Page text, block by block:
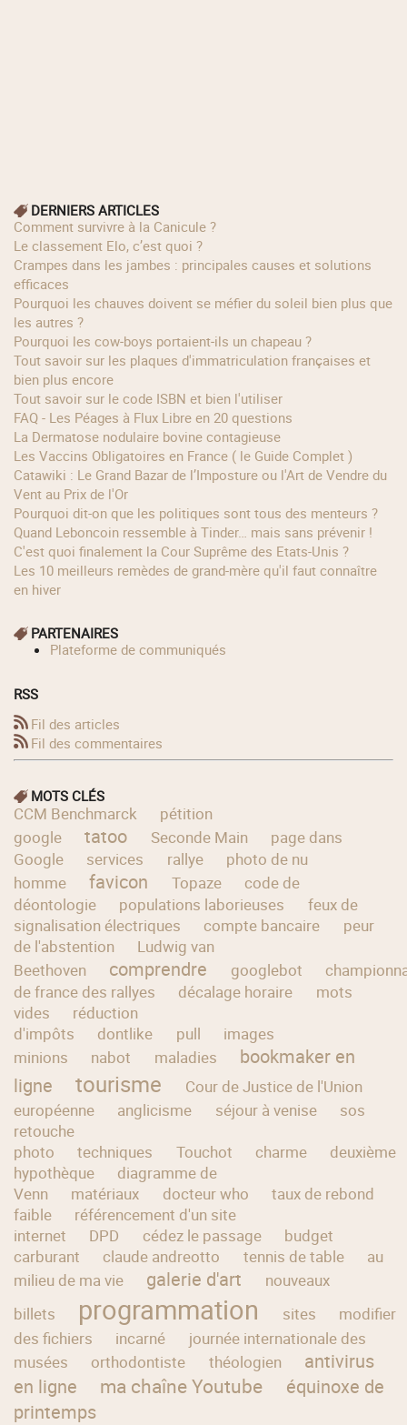
DERNIERS ARTICLES
Comment survivre à la Canicule ?
Le classement Elo, c’est quoi ?
Crampes dans les jambes : principales causes et solutions
efficaces
Pourquoi les chauves doivent se méfier du soleil bien plus que
les autres ?
Pourquoi les cow‑boys portaient‑ils un chapeau ?
Tout savoir sur les plaques d'immatriculation françaises et
bien plus encore
Tout savoir sur le code ISBN et bien l'utiliser
FAQ - Les Péages à Flux Libre en 20 questions
La Dermatose nodulaire bovine contagieuse
Les Vaccins Obligatoires en France ( le Guide Complet )
Catawiki : Le Grand Bazar de l’Imposture ou l'Art de Vendre du
Vent au Prix de l'Or
Pourquoi dit-on que les politiques sont tous des menteurs ?
Quand Leboncoin ressemble à Tinder… mais sans prévenir !
C'est quoi finalement la Cour Suprême des Etats-Unis ?
Les 10 meilleurs remèdes de grand-mère qu'il faut connaître
en hiver
PARTENAIRES
Plateforme de communiqués
RSS
Fil des articles
Fil des commentaires
MOTS CLÉS
CCM Benchmarck
pétition
google
tatoo Seconde Main
page dans
Google
services rallye
photo de nu
homme
favicon Topaze
code de
déontologie
populations laborieuses
feux de
signalisation électriques
compte bancaire
peur
de l'abstention
Ludwig van
Beethoven
comprendre googlebot
de france des rallyes
décalage horaire
mots
vides
réduction
d'impôts
dontlike pull
images
minions
nabot maladies
bookmaker en
ligne
tourisme
Cour de Justice de l'Union
européenne
anglicisme séjour à venise
sos
retouche
photo
techniques Touchot charme
deuxième
hypothèque
diagramme de
Venn
matériaux docteur who
taux de rebond
faible
référencement d'un site
internet
DPD cédez le passage
budget
carburant
claude andreotto tennis de table
au
milieu de ma vie
galerie d'art
nouveaux
billets
programmation sites
modifier
des fichiers
incarné
journée internationale des
musées
orthodontiste théologien
antivirus
en ligne
ma chaîne Youtube
équinoxe de
printemps